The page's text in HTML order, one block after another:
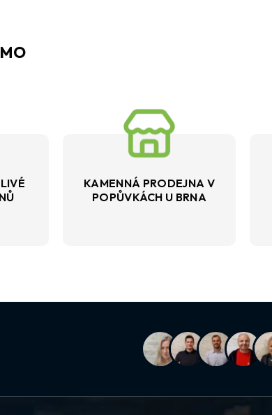
KAMENNÁ PRODEJNA V
POPŮVKÁCH U BRNA